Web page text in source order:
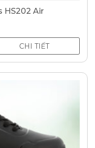
HS202 Air
CHI TIẾT